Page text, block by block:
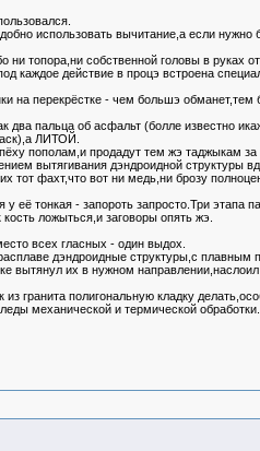
использовать вычитание,а если
ни топора,ни собственной головы в руках
каждое действие в процэ встроена
на перекрёстке - чем большэ обманет,тем
пальца об асфальт (болле известно
ЛИТОЙ.
пополам,и продадут тем жэ таджыкам за
вытягивания дэндроидной структуры
тот фахт,что вот ни медь,ни брозу
её тонкая - запороть запросто.Три этапа
ложыться,и заговоры опять жэ.
всех гласных - один выдох.
дэндроидные структуры,с плавным
вытянул их в нужном
гранита полигональную кладку
механической и термической обработки.